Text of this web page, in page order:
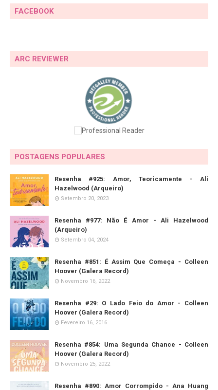
FACEBOOK
ARC REVIEWER
POSTAGENS POPULARES
Resenha #925: Amor, Teoricamente - Ali
Hazelwood (Arqueiro)
Setembro 20, 2023
Resenha #977: Não É Amor - Ali Hazelwood
(Arqueiro)
Setembro 04, 2024
Resenha #851: É Assim Que Começa - Colleen
Hoover (Galera Record)
Novembro 16, 2022
Resenha #29: O Lado Feio do Amor - Colleen
Hoover (Galera Record)
Fevereiro 16, 2016
Resenha #854: Uma Segunda Chance - Colleen
Hoover (Galera Record)
Novembro 25, 2022
Resenha #890: Amor Corrompido - Ana Huang